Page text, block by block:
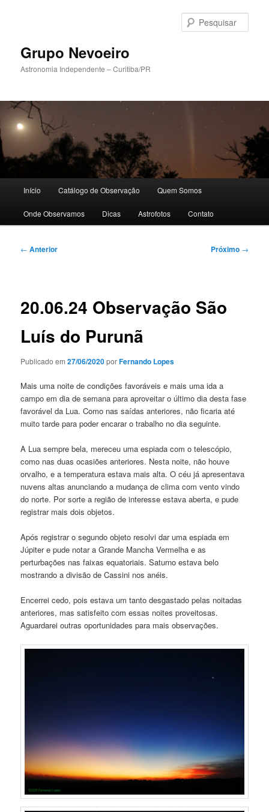
principalGrupo Nevoeiro
Astronomia Independente – Curitiba/PR
principal
Início Catálogo de Observação Quem Somos
Onde Observamos Dicas Astrofotos Contato
Navegação
← Anterior Próximo →
20.06.24 Observação São
Luís do Purunã
Publicado em27/06/2020porFernando Lopes
Mais uma noite de condições favoráveis e mais uma ida a
campo em dia de semana para aproveitar o último dia desta fase
favorável da Lua. Como nas saídas anteriores, não ficaria até
muito tarde para poder encarar o trabalho no dia seguinte.
A Lua sempre bela, mereceu uma espiada com o telescópio,
como nas duas ocasiões anteriores. Nesta noite, não houve
orvalho, e a temperatura estava mais alta. O céu já apresentava
nuvens altas anunciando a mudança de clima com vento vindo
do norte. Por sorte a região de interesse estava aberta, e pude
registrar mais dois objetos.
Após registrar o segundo objeto resolvi dar uma espiada em
Júpiter e pude notar a Grande Mancha Vermelha e as
perturbações nas faixas equatoriais. Saturno estava belo
mostrando a divisão de Cassini nos anéis.
Encerrei cedo, pois estava um tanto desgastado pelas noitadas
anteriores, mas satisfeito com essas noites proveitosas.
Aguardarei outras oportunidades para mais observações.